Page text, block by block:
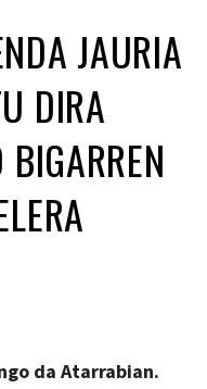
JAURIA
DIRA
da Atarrabian.